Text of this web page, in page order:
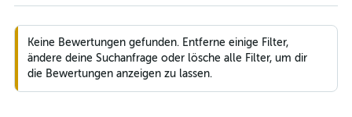
Keine Bewertungen gefunden. Entferne einige Filter,
ändere deine Suchanfrage oder lösche alle Filter, um dir
die Bewertungen anzeigen zu lassen.